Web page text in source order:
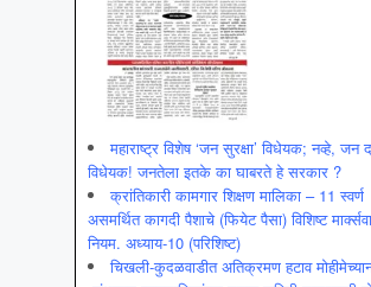
महाराष्ट्र विशेष ‘जन सुरक्षा’ विधेयक; नव्हे, जन
विधेयक! जनतेला इतके का घाबरते हे सरकार ?
क्रांतिकारी कामगार शिक्षण मालिका – 11 स्वर्ण
असमर्थित कागदी पैशाचे (फियेट पैसा) विशिष्ट
नियम. अध्याय-10 (परिशिष्ट)
चिखली-कुदळवाडीत अतिक्रमण हटाव